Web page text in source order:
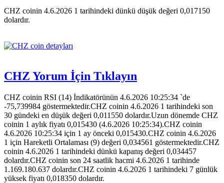
CHZ coinin 4.6.2026 1 tarihindeki dünkü düşük değeri 0,017150
dolardır.
CHZ Yorum İçin Tıklayın
CHZ coinin RSI (14) İndikatörünün 4.6.2026 10:25:34 `de
-75,739984 göstermektedir.CHZ coinin 4.6.2026 1 tarihindeki son
30 gündeki en düşük değeri 0,011550 dolardır.Uzun dönemde CHZ
coinin 1 aylık fiyatı 0,015430 (4.6.2026 10:25:34).CHZ coinin
4.6.2026 10:25:34 için 1 ay önceki 0,015430.CHZ coinin 4.6.2026
1 için Hareketli Ortalaması (9) değeri 0,034561 göstermektedir.CHZ
coinin 4.6.2026 1 tarihindeki dünkü kapanış değeri 0,034457
dolardır.CHZ coinin son 24 saatlik hacmi 4.6.2026 1 tarihinde
1.169.180.637 dolardır.CHZ coinin 4.6.2026 1 tarihindeki 7 günlük
yüksek fiyatı 0,018350 dolardır.